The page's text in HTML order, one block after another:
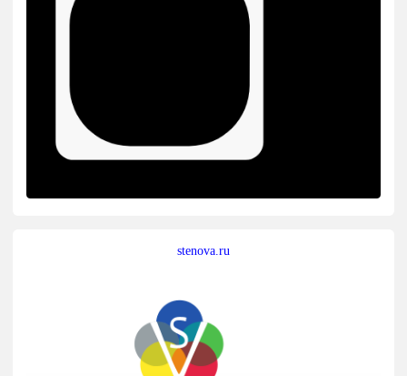
stenova.ru